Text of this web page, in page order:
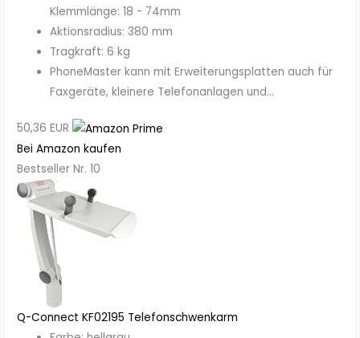
Klemmlänge: 18 - 74mm
Aktionsradius: 380 mm
Tragkraft: 6 kg
PhoneMaster kann mit Erweiterungsplatten auch für
Faxgeräte, kleinere Telefonanlagen und...
50,36 EUR
Bei Amazon kaufen
Bestseller Nr. 10
Q-Connect KF02195 Telefonschwenkarm